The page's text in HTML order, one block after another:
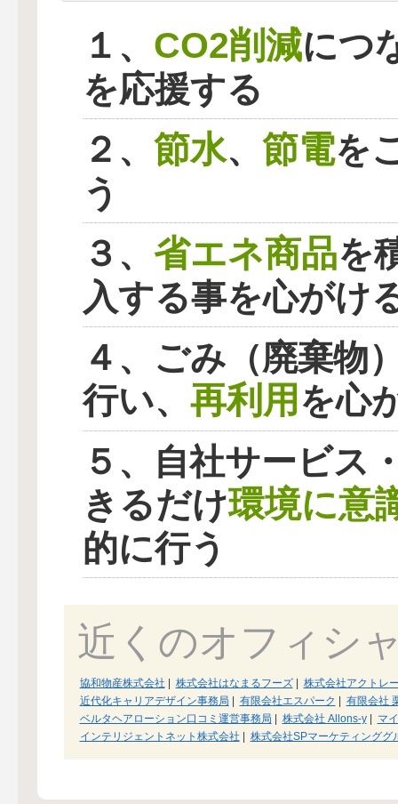
１、 CO2削減につ
を応援する
２、 節水、 節電を
う
３、 省エネ商品を
入する事を心がけ
４、ごみ（廃棄物
行い、 再利用を心
５、自社サービス
きるだけ環境に意
的に行う
近くのオフィシ
協和物産株式会社 株式会社はなまるフーズ|
株式会社アクトレ
近代化キャリアデザイン事務局
有限会社エスパーク
有限会社
ベルタヘアローション口コミ運営事務局
株式会社 Allons-y|
マ
インテリジェントネット株式会社
株式会社SPマーケティンググ